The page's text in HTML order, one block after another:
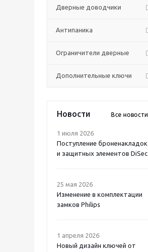
Дверные доводчики
Антипаника
Ограничители дверные
Дополнительные ключи
Новости Все новости
1 июля 2026
Поступление броненакладок
и защитных элементов DiSec
25 мая 2026
Изменение в комплектации
замков Philips
1 апреля 2026
Новый дизайн ключей от